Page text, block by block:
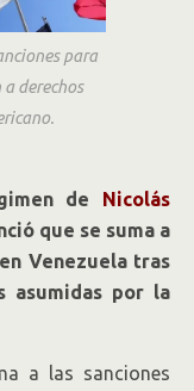
para
derechos
de Nicolás
que se suma a
Venezuela tras
asumidas por la
a las sanciones